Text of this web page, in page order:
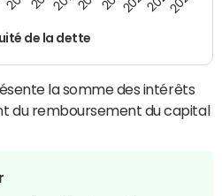
de la dette
la somme des intérêts
du remboursement du capital